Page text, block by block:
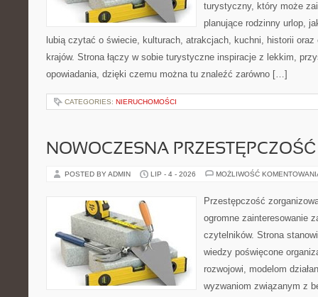
turystyczny, który może
planujące rodzinny urlop,
lubią czytać o świecie, kulturach, atrakcjach, kuchni, historii
krajów. Strona łączy w sobie turystyczne inspiracje z lekkim,
opowiadania, dzięki czemu można tu znaleźć zarówno […]
CATEGORIES: NIERUCHOMOŚCI
NOWOCZESNA PRZESTĘPCZOŚĆ
POSTED BY ADMIN LIP - 4 - 2026 MOŻLIWOŚĆ
Przestępczość
ogromne zainteresowanie
czytelników. Strona
wiedzy poświęcone
rozwojowi, modelom
wyzwaniom związanym z